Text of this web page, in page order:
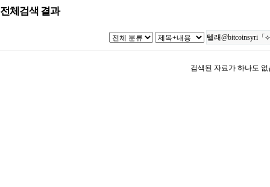
전체검색 결과
검색된 자료가 하나도 없